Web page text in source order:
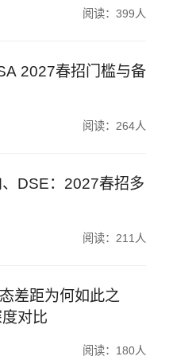
阅读：399人
2027春招门槛与备
阅读：264人
DSE：2027春招多
阅读：211人
差距为何如此之
对比
阅读：180人